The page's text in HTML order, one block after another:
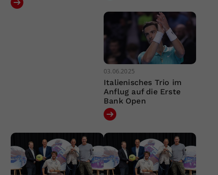
03.06.2025
Italienisches Trio im
Anflug auf die Erste
Bank Open